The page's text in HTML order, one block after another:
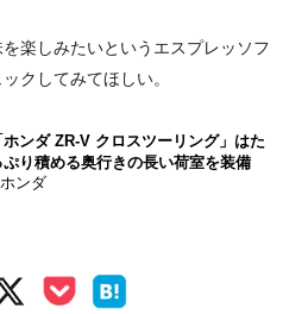
楽しみたいというエスプレッソフ
クしてみてほしい。
ホンダ ZR-V クロスツーリング」はた
ぷり積める奥行きの長い荷室を装備
ホンダ